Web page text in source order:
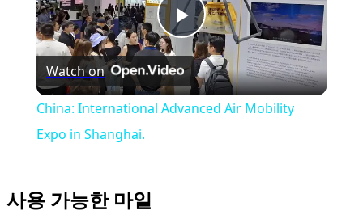
Play
Video
Watch on
China: International Advanced Air Mobility
Expo in Shanghai.
사용 가능한 마일